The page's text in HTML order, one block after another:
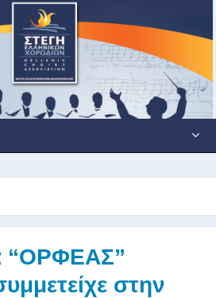
“ΟΡΦΕΑΣ”
στην